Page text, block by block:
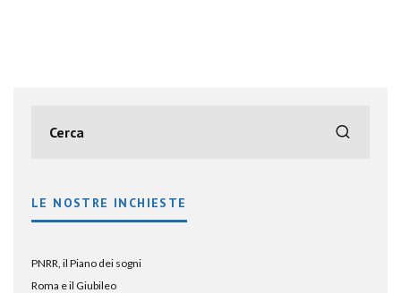
LE NOSTRE INCHIESTE
PNRR, il Piano dei sogni
Roma e il Giubileo